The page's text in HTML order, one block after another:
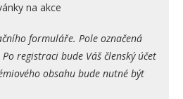
na akce
formuláře. Pole označená
registraci bude Váš členský účet
obsahu bude nutné být